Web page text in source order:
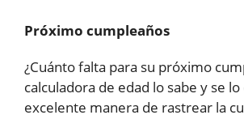
Próximo cumpleaños
¿Cuánto falta para su próximo
calculadora de edad lo sabe y se lo
excelente manera de rastrear la